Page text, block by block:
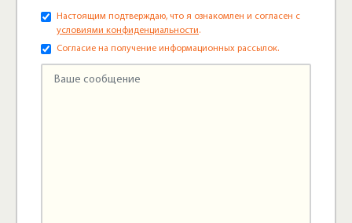
Настоящим подтверждаю, что я ознакомлен и согласен с
условиями конфиденциальности.
Согласие на получение информационных рассылок.